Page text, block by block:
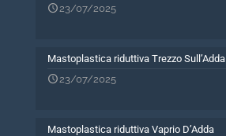
23/07/2025
Mastoplastica riduttiva Trezzo Sull’Adda
23/07/2025
Mastoplastica riduttiva Vaprio D’Adda